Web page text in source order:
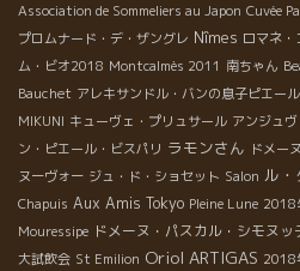
Association de Sommeliers au Japon Cuvée
プロムナード・デ・ザングレ Nîmes ロマネ・
ム・ビオ2018 Montcalmès 2011 南ちゃん
Bauchet アレキサンドル・バンの息子ピエー
MIKUNI キューヴェ・プリュサール アンジュ
ン・ピエール・ビスパリ ラモンさん ドメー
ヌーヴォー ジュ・ド・ショセット Salon ル・
Chapuis Aux Amis Tokyo Pleine Lune 2018
Mouressipe ドメーヌ・パスカル・シモヌッ
大試飲会 St Emilion Oriol ARTIGAS 2018